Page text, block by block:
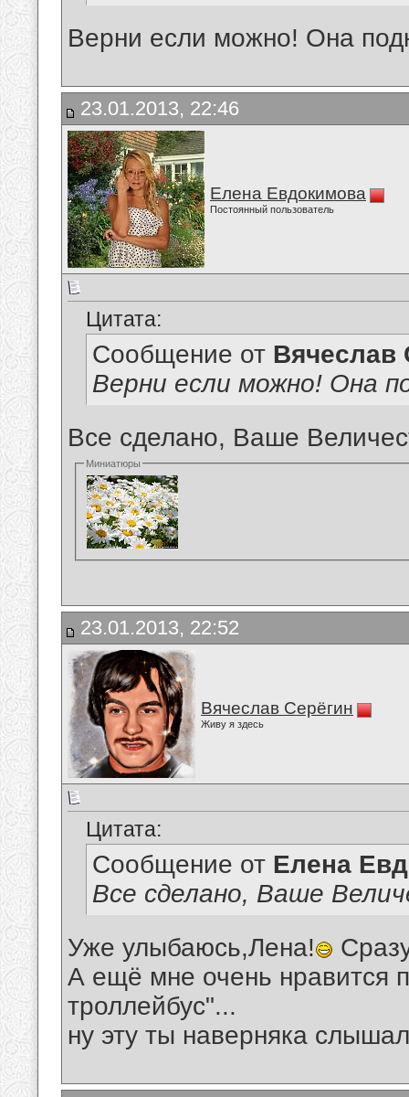
Верни если можно! Она
23.01.2013, 22:46
Елена Евдокимова
Постоянный пользователь
Цитата:
Сообщение от Вячеслав
Верни если можно! Она
Все сделано, Ваше
Миниатюры
23.01.2013, 22:52
Вячеслав Серёгин
Живу я здесь
Цитата:
Сообщение от Елена
Все сделано, Ваше
Уже улыбаюсь,Лена!
А ещё мне очень нравится
троллейбус"...
ну эту ты наверняка